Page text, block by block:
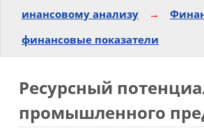
инансовому анализу
→
финансовые показатели
Ресурсный
промышленного